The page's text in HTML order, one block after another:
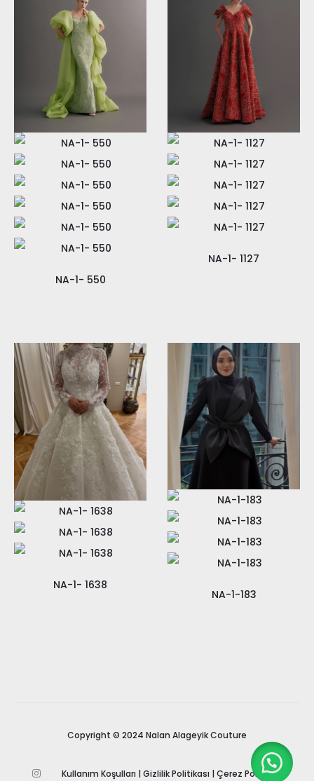
NA-1- 550
NA-1- 1127
NA-1- 1638
NA-1-183
Copyright © 2024 Nalan Alageyik Couture
I
Kullanım Koşulları | Gizlilik Politikası | Çerez Politikası